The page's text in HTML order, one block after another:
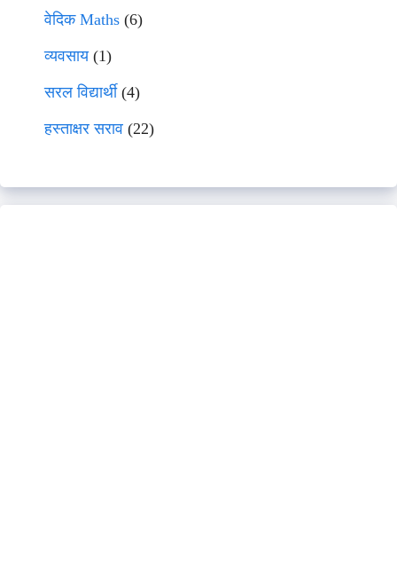
वेदिक Maths (6)
व्यवसाय(1)
सरल विद्यार्थी(4)
हस्ताक्षर सराव (22)